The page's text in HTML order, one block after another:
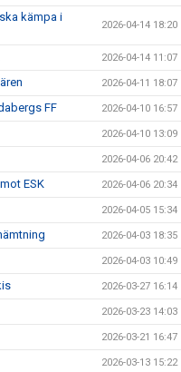
kämpa i
2026-04-14 18:20
2026-04-14 11:07
2026-04-11 18:07
FF 2026-04-10 16:57
2026-04-10 13:09
2026-04-06 20:42
ESK 2026-04-06 20:34
2026-04-05 15:34
2026-04-03 18:35
2026-04-03 10:49
2026-03-27 16:14
2026-03-23 14:03
2026-03-21 16:47
2026-03-13 15:22